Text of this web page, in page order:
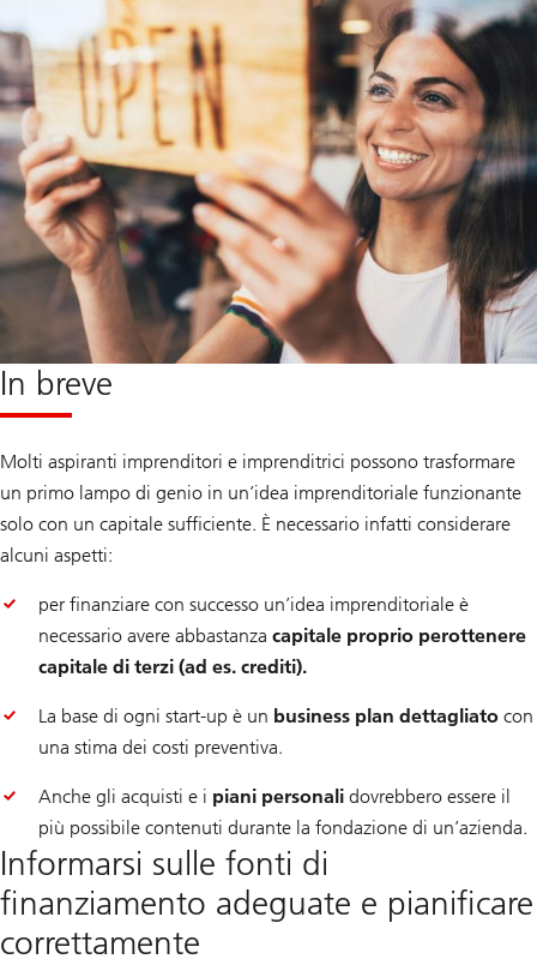
In breve
Molti aspiranti imprenditori e imprenditrici possono trasformare
un primo lampo di genio in un’idea imprenditoriale funzionante
solo con un capitale sufficiente. È necessario infatti considerare
alcuni aspetti:
per finanziare con successo un’idea imprenditoriale è
necessario avere abbastanza capitale proprio perottenere
capitale di terzi (ad es. crediti).
La base di ogni start-up è un business plan dettagliato con
una stima dei costi preventiva.
Anche gli acquisti e i piani personali dovrebbero essere il
più possibile contenuti durante la fondazione di un’azienda.
Informarsi sulle fonti di
finanziamento adeguate e pianificare
correttamente